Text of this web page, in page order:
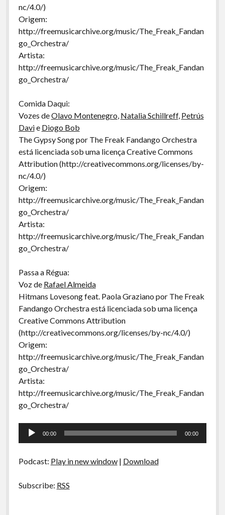
nc/4.0/)
Origem:
http://freemusicarchive.org/music/The_Freak_Fandan
go_Orchestra/
Artista:
http://freemusicarchive.org/music/The_Freak_Fandan
go_Orchestra/
Comida Daqui:
Vozes deOlavo Montenegro, Natalia Schillreff, Petrús
Davie Diogo Bob
The Gypsy Song por The Freak Fandango Orchestra
está licenciada sob uma licença Creative Commons
Attribution (http://creativecommons.org/licenses/by-
nc/4.0/)
Origem:
http://freemusicarchive.org/music/The_Freak_Fandan
go_Orchestra/
Artista:
http://freemusicarchive.org/music/The_Freak_Fandan
go_Orchestra/
Passa a Régua:
Voz de Rafael Almeida
Hitmans Lovesong feat. Paola Graziano por The Freak
Fandango Orchestra está licenciada sob uma licença
Creative Commons Attribution
(http://creativecommons.org/licenses/by-nc/4.0/)
Origem:
http://freemusicarchive.org/music/The_Freak_Fandan
go_Orchestra/
Artista:
http://freemusicarchive.org/music/The_Freak_Fandan
go_Orchestra/
Tocador
00:00 00:00
Podcast: Play in new window| Download
Subscribe: RSS